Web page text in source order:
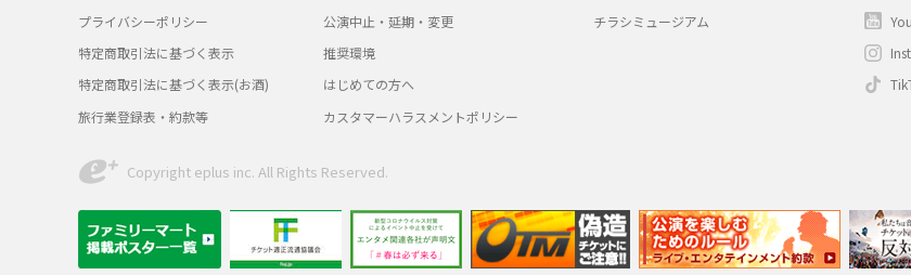
プライバシーポリシー
特定商取引法に基づく表示
特定商取引法に基づく表示(お酒)
旅行業登録表・約款等
公演中止・延期・変更
推奨環境
はじめての方へ
カスタマーハラスメントポリシー
チラシミュージアム
Copyright eplus inc. All Rights Reserved.